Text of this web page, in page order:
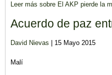
Leer más sobre El AKP pierde la
Acuerdo de paz
David Nievas | 15 Mayo 2015
Malí